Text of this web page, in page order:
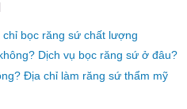
bọc răng sứ chất lượng
Dịch vụ bọc răng sứ ở đâu?
Địa chỉ làm răng sứ thẩm mỹ